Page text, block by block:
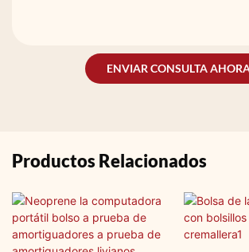
ENVIAR CONSULTA
Productos Relacionados